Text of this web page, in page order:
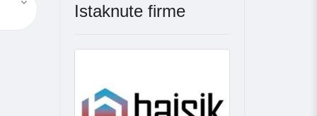
Istaknute firme